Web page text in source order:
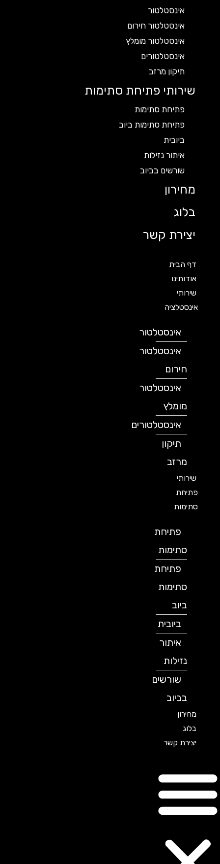
אינסטלטור
אינסטלטור חירום
אינסטלטור מומלץ
אינסטלטורים
תיקון מרזב
שירותי פתיחת סתימות
פתיחת סתימות
פתיחת סתימות ביוב
ביובית
איתור נזילות
שורשים בביוב
מחירון
בלוג
יצירת קשר
דף הבית
אודותינו
שירותי
אינסטלציה
אינסטלטור
אינסטלטור
חירום
אינסטלטור
מומלץ
אינסטלטורים
תיקון
מרזב
שירותי
פתיחת
סתימות
פתיחת
סתימות
פתיחת
סתימות
ביובית
איתור
נזילות
שורשים
בביוב
מחירון
יצירת קשר